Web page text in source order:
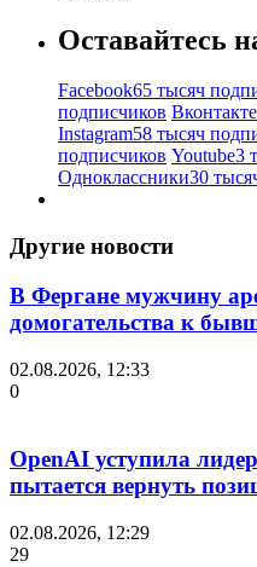
Оставайтесь
Facebook65 тысяч
подписчиков Вконтакте
Instagram58 тысяч
подписчиков Youtube3
Одноклассники30
Другие новости
В Фергане мужчину
домогательства к
02.08.2026, 12:33
0
OpenAI уступила
пытается вернуть
02.08.2026, 12:29
29